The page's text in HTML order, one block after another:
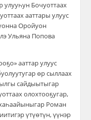
Бочуоттаах
ааттары улуус
Оройуон
Ульяна Попова
ааттар улуус
өр сыллаах
сайдыытыгар
олохтооҕугар,
Роман
үтүөтүн, үүнэр